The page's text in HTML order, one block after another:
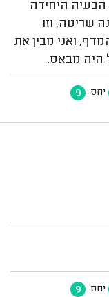
היחידה
שריטה, וזו
ואני מבין את
היה מבאס.
יחס 9
יחס 9